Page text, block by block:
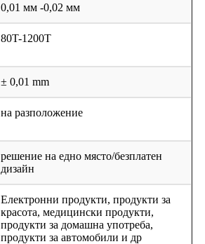
0,01 мм -0,02 мм
80T-1200T
± 0,01 mm
на разположение
решение на едно място/безплатен
дизайн
Електронни продукти, продукти за
красота, медицински продукти,
продукти за домашна употреба,
продукти за автомобили и др